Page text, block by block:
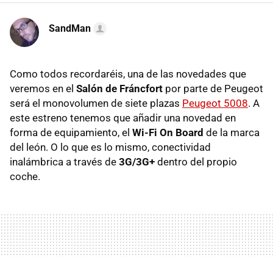
SandMan
Como todos recordaréis, una de las novedades que
veremos en el Salón de Fráncfort por parte de Peugeot
será el monovolumen de siete plazas Peugeot 5008. A
este estreno tenemos que añadir una novedad en
forma de equipamiento, el Wi-Fi On Board de la marca
del león. O lo que es lo mismo, conectividad
inalámbrica a través de 3G/3G+ dentro del propio
coche.